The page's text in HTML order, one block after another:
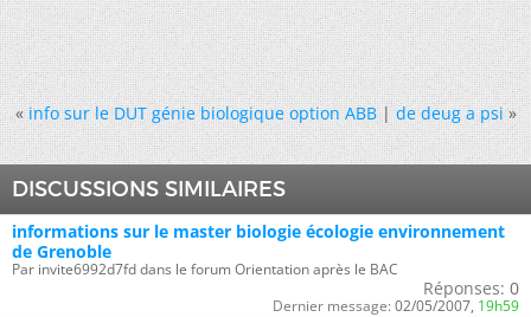
« info sur le DUT génie biologique option ABB|de deug a psi »
DISCUSSIONS SIMILAIRES
informations sur le master biologie écologie environnement
de Grenoble
Par invite6992d7fd dans le forum Orientation après le BAC
Réponses: 0
Dernier message: 02/05/2007, 19h59